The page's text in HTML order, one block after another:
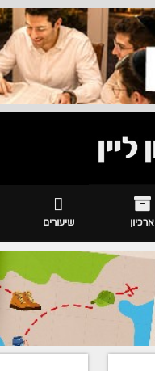
ארכיון שיעורים